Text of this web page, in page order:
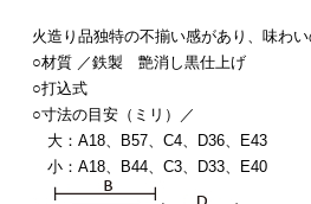
火造り品独特の不揃い感があり、味わい
○材質 ／鉄製 艶消し黒仕上げ
○打込式
○寸法の目安（ミリ）／
大：A18、B57、C4、D36、E43
小：A18、B44、C3、D33、E40